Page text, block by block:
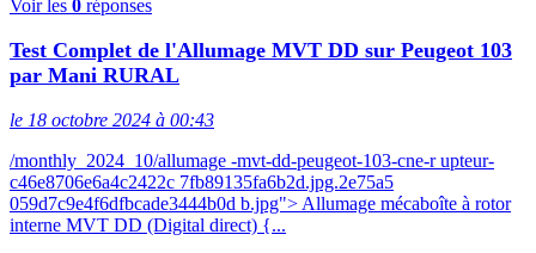
Voir les 0 réponses
Test Complet de l'Allumage MVT DD sur Peugeot 103
par Mani RURAL
le 18 octobre 2024 à 00:43
/monthly_2024_10/allumage -mvt-dd-peugeot-103-cne-r upteur-
c46e8706e6a4c2422c 7fb89135fa6b2d.jpg.2e75a5
059d7c9e4f6dfbcade3444b0d b.jpg"> Allumage mécaboîte à rotor
interne MVT DD (Digital direct) {...